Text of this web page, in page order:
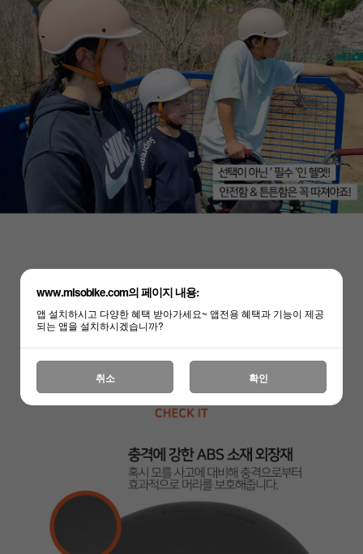
www.misobike.com의 페이지 내용:
앱 설치하시고 다양한 혜택 받아가세요~ 앱전용 혜택과 기능이 제공
되는 앱을 설치하시겠습니까?
취소 확인